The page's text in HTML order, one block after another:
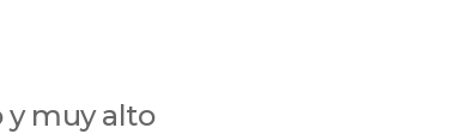
y muy alto